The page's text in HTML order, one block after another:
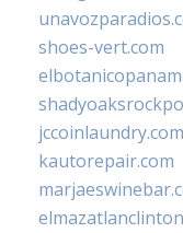
shoes-vert.com
jccoinlaundry.com
kautorepair.com